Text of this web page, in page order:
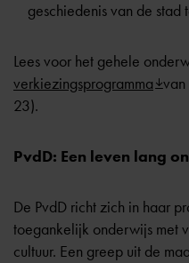
geschiedenis van de stad
Lees voor het gehele
verkiezingsprogramma
23).
PvdD: Een leven lang
De PvdD richt zich in haar
toegankelijk onderwijs met
cultuur. Een greep uit de